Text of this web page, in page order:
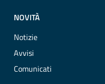
NOVITÀ
Notizie
Avvisi
Comunicati